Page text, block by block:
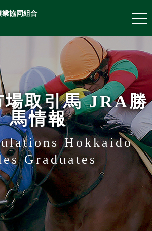
業協同組合
場取引馬 JRA勝
馬情報
Hokkaido
Graduates